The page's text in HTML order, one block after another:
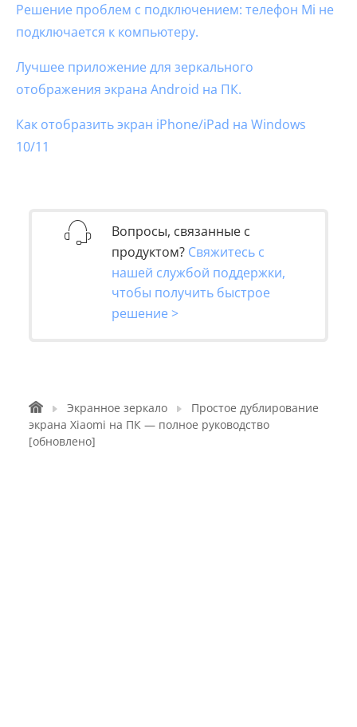
Решение проблем с подключением: телефон Mi не
подключается к компьютеру.
Лучшее приложение для зеркального
отображения экрана Android на ПК.
Как отобразить экран iPhone/iPad на Windows
10/11
Вопросы, связанные с
продуктом? Свяжитесь с
нашей службой поддержки,
чтобы получить быстрое
решение >
Экранное зеркало
Простое дублирование
экрана Xiaomi на ПК — полное руководство
[обновлено]